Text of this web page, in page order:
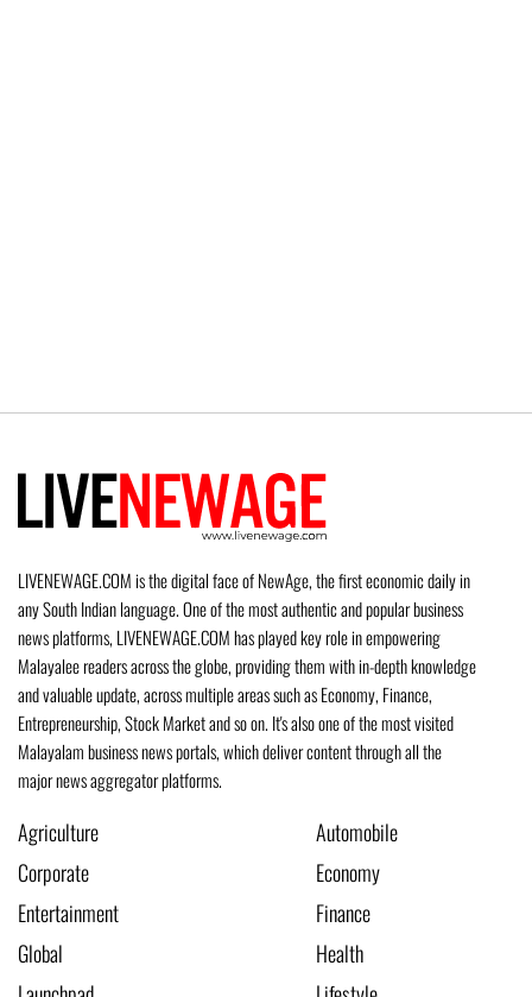
LIVENEWAGE.COM is the digital face of NewAge, the first economic daily in
any South Indian language. One of the most authentic and popular business
news platforms, LIVENEWAGE.COM has played key role in empowering
Malayalee readers across the globe, providing them with in-depth knowledge
and valuable update, across multiple areas such as Economy, Finance,
Entrepreneurship, Stock Market and so on. It's also one of the most visited
Malayalam business news portals, which deliver content through all the
major news aggregator platforms.
Agriculture
Automobile
Corporate
Economy
Entertainment
Finance
Global
Health